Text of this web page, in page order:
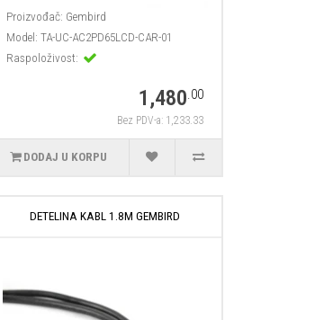
Proizvođač: Gembird
Model: TA-UC-AC2PD65LCD-CAR-01
Raspoloživost:
1,480.00
Bez PDV-a: 1,233.33
DODAJ U KORPU
DETELINA KABL 1.8M GEMBIRD